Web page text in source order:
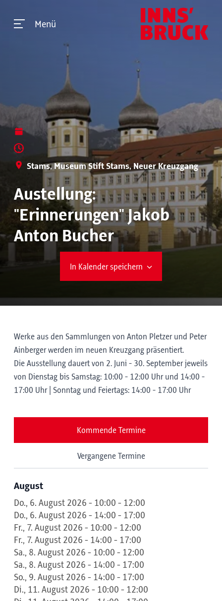
Menü
Stams, Museum Stift Stams, Neuer Kreuzgang
Austellung:
"Erinnerungen" Jakob
Anton Bucher
In Kalender speichern
Werke aus den Sammlungen von Anton Pletzer und Peter
Ainberger werden im neuen Kreuzgang präsentiert.
Die Ausstellung dauert von 2. Juni - 30. September jeweils
von Dienstag bis Samstag: 10:00 - 12:00 Uhr und 14:00 -
17:00 Uhr | Sonntag und Feiertags: 14:00 - 17:00 Uhr
Kommende Termine
Vergangene Termine
August
Do., 6. August 2026 - 10:00 - 12:00
Do., 6. August 2026 - 14:00 - 17:00
Fr., 7. August 2026 - 10:00 - 12:00
Fr., 7. August 2026 - 14:00 - 17:00
Sa., 8. August 2026 - 10:00 - 12:00
Sa., 8. August 2026 - 14:00 - 17:00
So., 9. August 2026 - 14:00 - 17:00
Di., 11. August 2026 - 10:00 - 12:00